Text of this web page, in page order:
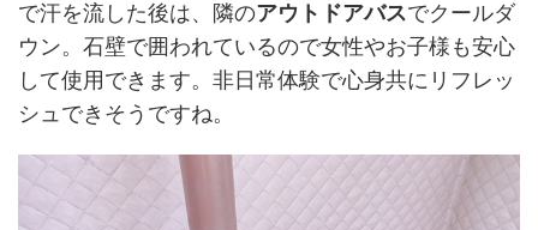
で汗を流した後は、隣のアウトドアバスでクールダ
ウン。石壁で囲われているので女性やお子様も安心
して使用できます。非日常体験で心身共にリフレッ
シュできそうですね。